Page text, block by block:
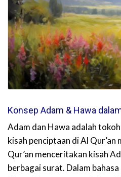
Konsep Adam & Hawa
Adam dan Hawa adalah
kisah penciptaan di Al Qur’an
Qur’an menceritakan kisah
berbagai surat. Dalam